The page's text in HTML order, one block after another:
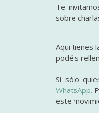
Te
sobre
Aquí tienes
podéis
Si sólo
WhatsApp.
este